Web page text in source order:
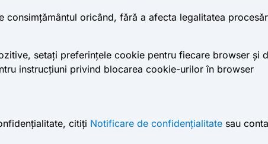
consimțământul oricând, fără a afecta legalitatea
setați preferințele cookie pentru fiecare browser și
instrucțiuni privind blocarea cookie-urilor în browser
citiți Notificare de confidențialitate sau